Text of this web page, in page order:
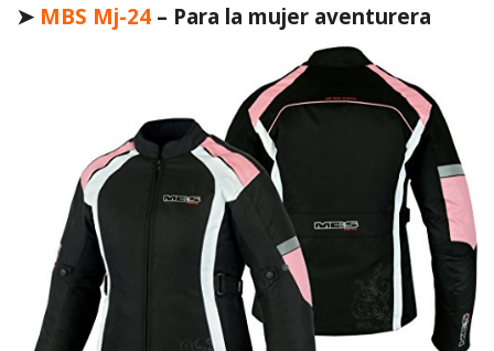
➤ MBS Mj-24 – Para la mujer aventurera